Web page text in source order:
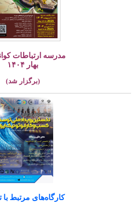
مدرسه ارتباطات
بهار ۱۴۰۴
(برگزار شد)
کارگاه‌های مرتبط با